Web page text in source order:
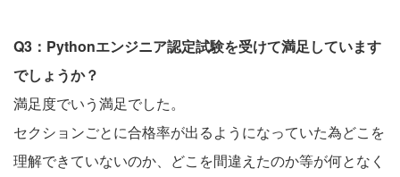
Q3：Pythonエンジニア認定試験を受けて満足しています
でしょうか？
満足度でいう満足でした。
セクションごとに合格率が出るようになっていた為どこを
理解できていないのか、どこを間違えたのか等が何となく